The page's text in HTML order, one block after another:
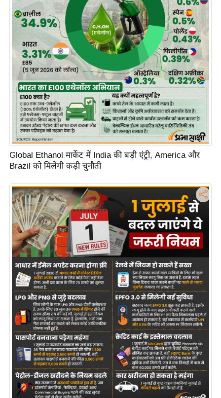
Global Ethanol मार्केट में India की बड़ी एंट्री, America और
Brazil को मिलेगी कड़ी चुनौती